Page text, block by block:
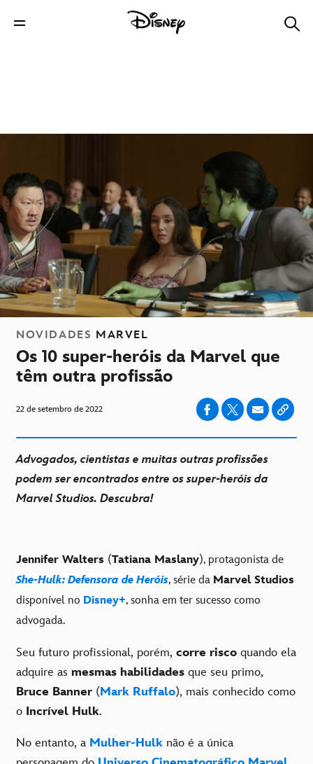
NOVIDADES MARVEL
Os 10 super-heróis da Marvel que
têm outra profissão
22 de setembro de 2022
Advogados, cientistas e muitas outras profissões
podem ser encontrados entre os super-heróis da
Marvel Studios. Descubra!
Jennifer Walters (Tatiana Maslany), protagonista de
She-Hulk: Defensora de Heróis, série da Marvel Studios
disponível no Disney+, sonha em ter sucesso como
advogada.
Seu futuro profissional, porém, corre risco quando ela
adquire as mesmas habilidades que seu primo,
Bruce Banner (Mark Ruffalo), mais conhecido como
o Incrível Hulk.
No entanto, a Mulher-Hulk não é a única